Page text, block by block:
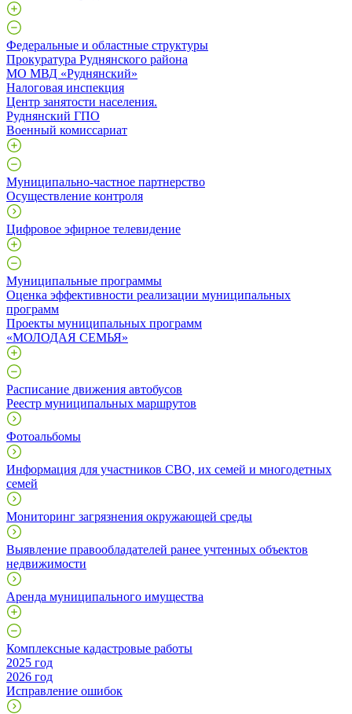
Федеральные и областные структуры
Прокуратура Руднянского района
МО МВД «Руднянский»
Налоговая инспекция
Центр занятости населения.
Руднянский ГПО
Военный комиссариат
Муниципально-частное партнерство
Осуществление контроля
Цифровое эфирное телевидение
Муниципальные программы
Оценка эффективности реализации муниципальных
программ
Проекты муниципальных программ
«МОЛОДАЯ СЕМЬЯ»
Расписание движения автобусов
Реестр муниципальных маршрутов
Фотоальбомы
Информация для участников СВО, их семей и многодетных
семей
Мониторинг загрязнения окружающей среды
Выявление правообладателей ранее учтенных объектов
недвижимости
Аренда муниципального имущества
Комплексные кадастровые работы
2025 год
2026 год
Исправление ошибок